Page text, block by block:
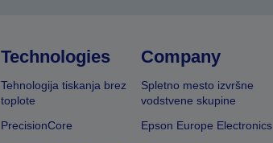
Technologies
Tehnologija tiskanja brez
toplote
PrecisionCore
Company
Spletno mesto izvršne
vodstvene skupine
Epson Europe Electronics